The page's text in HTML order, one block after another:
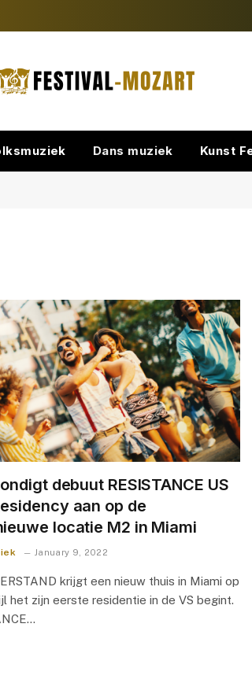
Dans muziek Kunst
debuut RESISTANCE US
aan op de
locatie M2 in Miami
January 9, 2022
krijgt een nieuw thuis in Miami op
het zijn eerste residentie in de VS begint.